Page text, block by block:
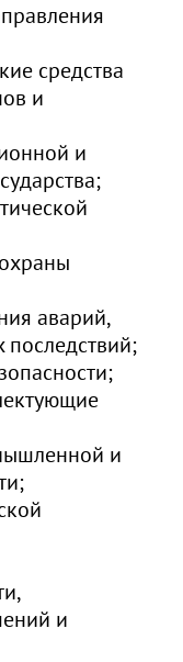
средства
и
и
аварий,
последствий;
и
и